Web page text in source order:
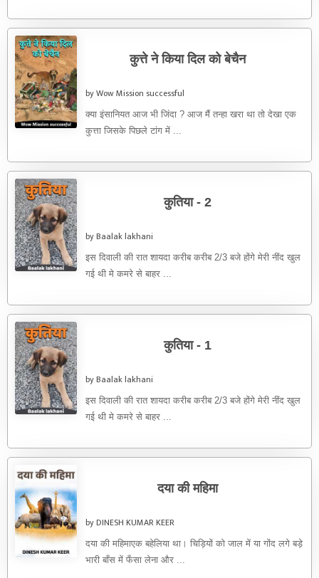
कुत्ते ने किया दिल को बेचैन
by Wow Mission successful
क्या इंसानियत आज भी जिंदा ? आज मैं तन्हा खरा था तो देखा एक
कुत्ता जिसके पिछले टांग में ...
कुतिया - 2
by Baalak lakhani
इस दिवाली की रात शायदा करीब करीब 2/3 बजे होंगे मेरी नींद खुल
गई थी मे कमरे से बाहर ...
कुतिया - 1
by Baalak lakhani
इस दिवाली की रात शायदा करीब करीब 2/3 बजे होंगे मेरी नींद खुल
गई थी मे कमरे से बाहर ...
दया की महिमा
by DINESH KUMAR KEER
दया की महिमाएक बहेलिया था। चिड़ियों को जाल में या गोंद लगे बड़े
भारी बाँस में फँसा लेना और ...